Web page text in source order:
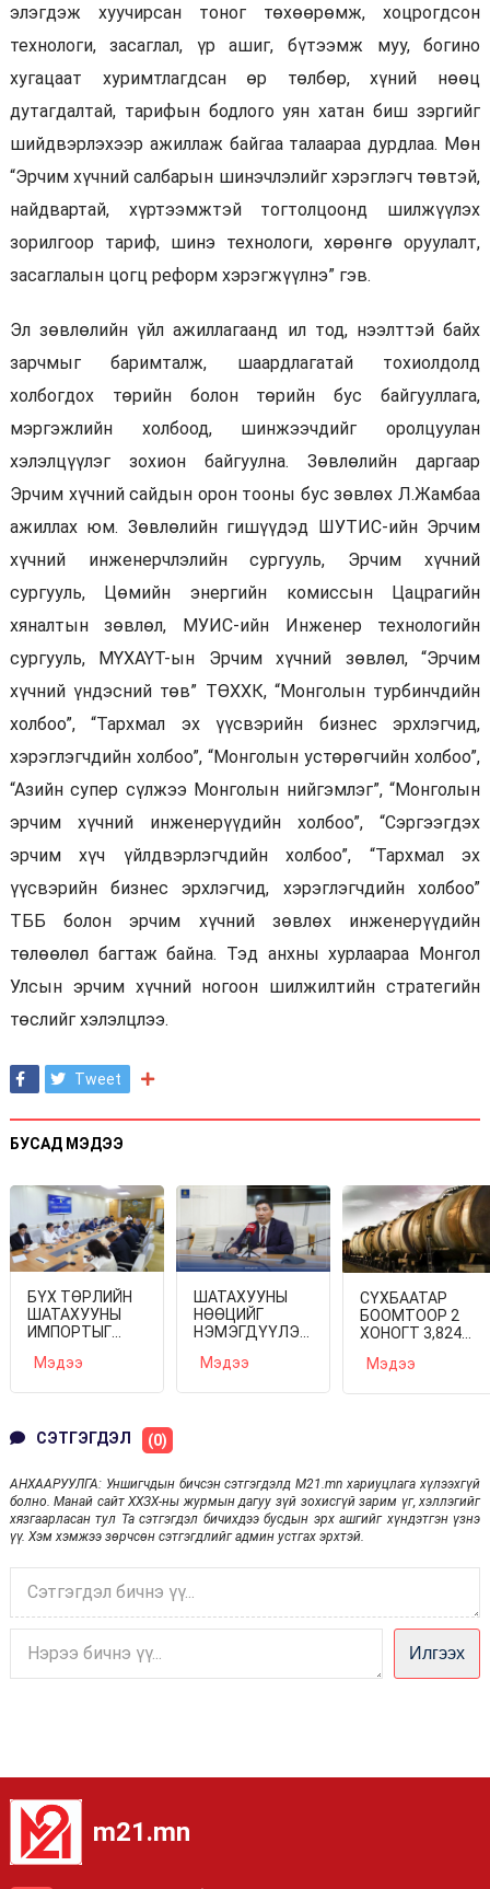
элэгдэж хуучирсан тоног төхөөрөмж, хоцрогдсон
технологи, засаглал, үр ашиг, бүтээмж муу, богино
хугацаат хуримтлагдсан өр төлбөр, хүний нөөц
дутагдалтай, тарифын бодлого уян хатан биш зэргийг
шийдвэрлэхээр ажиллаж байгаа талаараа дурдлаа. Мөн
“Эрчим хүчний салбарын шинэчлэлийг хэрэглэгч төвтэй,
найдвартай, хүртээмжтэй тогтолцоонд шилжүүлэх
зорилгоор тариф, шинэ технологи, хөрөнгө оруулалт,
засаглалын цогц реформ хэрэгжүүлнэ” гэв.
Эл зөвлөлийн үйл ажиллагаанд ил тод, нээлттэй байх
зарчмыг баримталж, шаардлагатай тохиолдолд
холбогдох төрийн болон төрийн бус байгууллага,
мэргэжлийн холбоод, шинжээчдийг оролцуулан
хэлэлцүүлэг зохион байгуулна. Зөвлөлийн даргаар
Эрчим хүчний сайдын орон тооны бус зөвлөх Л.Жамбаа
ажиллах юм. Зөвлөлийн гишүүдэд ШУТИС-ийн Эрчим
хүчний инженерчлэлийн сургууль, Эрчим хүчний
сургууль, Цөмийн энергийн комиссын Цацрагийн
хяналтын зөвлөл, МУИС-ийн Инженер технологийн
сургууль, МҮХАҮТ-ын Эрчим хүчний зөвлөл, “Эрчим
хүчний үндэсний төв” ТӨХХК, “Монголын турбинчдийн
холбоо”, “Тархмал эх үүсвэрийн бизнес эрхлэгчид,
хэрэглэгчдийн холбоо”, “Монголын устөрөгчийн холбоо”,
“Азийн супер сүлжээ Монголын нийгэмлэг”, “Монголын
эрчим хүчний инженерүүдийн холбоо”, “Сэргээгдэх
эрчим хүч үйлдвэрлэгчдийн холбоо”, “Тархмал эх
үүсвэрийн бизнес эрхлэгчид, хэрэглэгчдийн холбоо”
ТББ болон эрчим хүчний зөвлөх инженерүүдийн
төлөөлөл багтаж байна. Тэд анхны хурлаараа Монгол
Улсын эрчим хүчний ногоон шилжилтийн стратегийн
төслийг хэлэлцлээ.
Tweet
БУСАД МЭДЭЭ
БҮХ ТӨРЛИЙН
ШАТАХУУНЫ
ИМПОРТЫГ
ТЭЭВЭРЛЭХЭД
Мэдээ
ШАТАХУУНЫ
НӨӨЦИЙГ
НЭМЭГДҮҮЛЭХ,
АРИЛГАХАД
Мэдээ
СҮХБААТАР
БООМТООР 2
ХОНОГТ 3,824
АВТОБЕНЗИН
Мэдээ
СЭТГЭГДЭЛ (0)
АНХААРУУЛГА: Уншигчдын бичсэн сэтгэгдэлд M21.mn хариуцлага хүлээхгүй
болно. Манай сайт ХХЗХ-ны журмын дагуу зүй зохисгүй зарим үг, хэллэгийг
хязгаарласан тул Та сэтгэгдэл бичихдээ бусдын эрх ашгийг хүндэтгэн үзнэ
үү. Хэм хэмжээ зөрчсөн сэтгэгдлийг админ устгах эрхтэй.
Илгээх
m21.mn